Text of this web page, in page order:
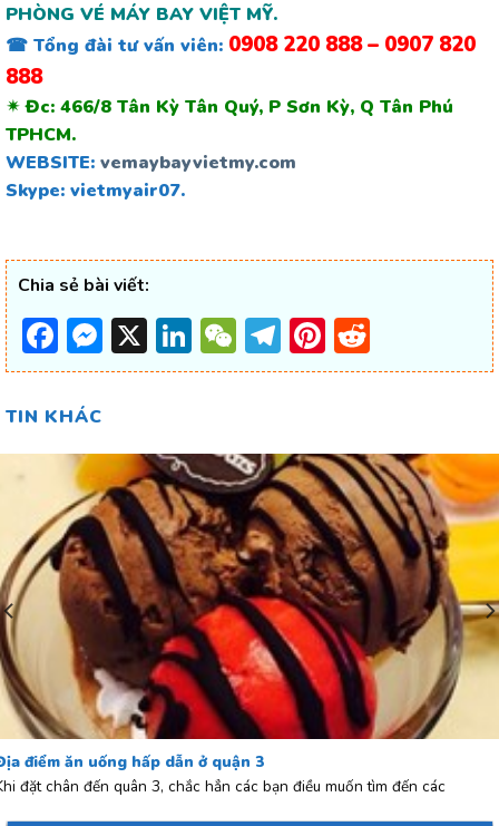
PHÒNG VÉ MÁY BAY VIỆT MỸ.
☎ Tổng đài tư vấn viên: 0908 220 888 – 0907 820
888
✴Đc: 466/8 Tân Kỳ Tân Quý, P Sơn Kỳ, Q Tân Phú
TPHCM.
WEBSITE: vemaybayvietmy.com
Skype: vietmyair07.
Chia sẻ bài viết:
Facebook
Messenger
X LinkedIn
WeChat
Telegram
Pinterest
TIN KHÁC
điểm ăn uống hấp dẫn ở quận 3
đặt chân đến quân 3, chắc hẳn các bạn điều muốn tìm đến các